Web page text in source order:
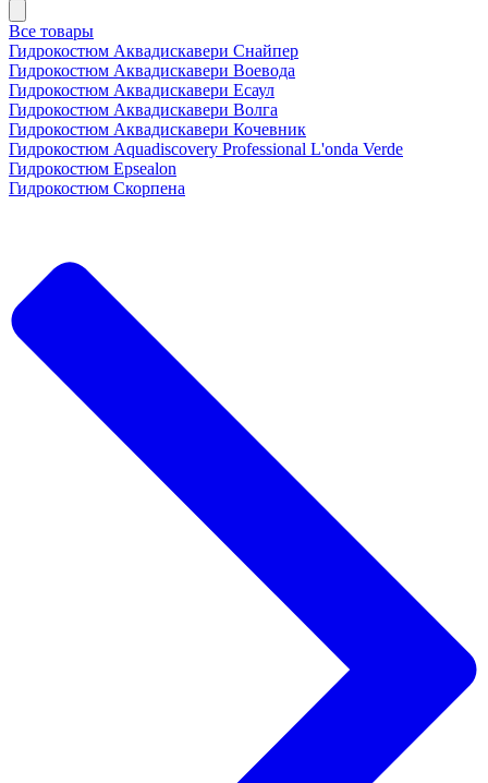
Все товары
Гидрокостюм Аквадискавери Снайпер
Гидрокостюм Аквадискавери Воевода
Гидрокостюм Аквадискавери Есаул
Гидрокостюм Аквадискавери Волга
Гидрокостюм Аквадискавери Кочевник
Гидрокостюм Aquadiscovery Professional L'onda Verde
Гидрокостюм Epsealon
Гидрокостюм Скорпена